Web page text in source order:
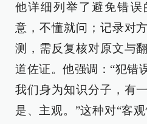
他详细列举了避免错误
意，不懂就问；记录对
测，需反复核对原文与
道佐证。他强调：“犯
我们身为知识分子，有
是、主观。”这种对“客